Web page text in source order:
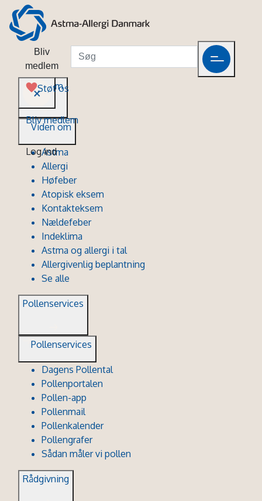
Bliv
medlem
Støt os
Bliv medlem
Log ind
Viden om
Viden om
Astma
Allergi
Høfeber
Atopisk eksem
Kontakteksem
Nældefeber
Indeklima
Astma og allergi i tal
Allergivenlig beplantning
Se alle
Pollenservices
Pollenservices
Dagens Pollental
Pollenportalen
Pollen-app
Pollenmail
Pollenkalender
Pollengrafer
Sådan måler vi pollen
Rådgivning